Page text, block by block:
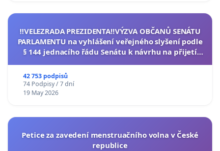
‼️VELEZRADA PREZIDENTA‼️VÝZVA OBČANŮ SENÁTU
PARLAMENTU na vyhlášení veřejného slyšení podle
§ 144 jednacího řádu Senátu k návrhu na přijetí
42 753 podpisů
74 Podpisy / 7 dní
19 May 2026
Petice za zavedení menstruačního volna v České
republice